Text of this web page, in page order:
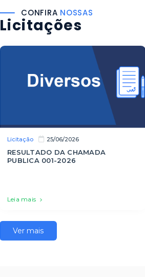
CONFIRA NOSSAS
Licitações
Licitação 25/06/2026
RESULTADO DA CHAMADA
PUBLICA 001-2026
Leia mais
Ver mais